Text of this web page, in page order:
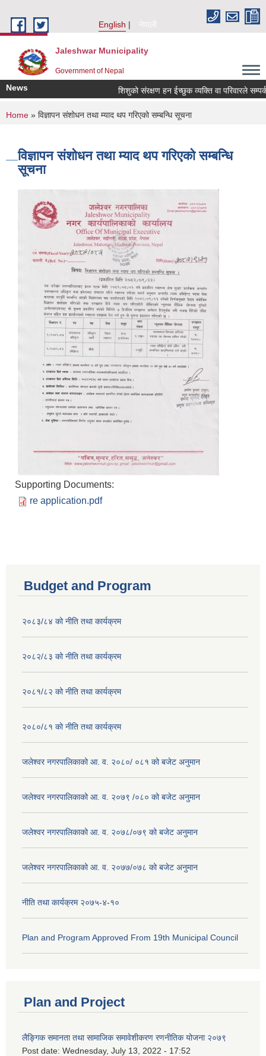
English
नेपाली
Jaleshwar Municipality
Government of Nepal
News शिशुको संरक्षण हन ईच्छुक व्यक्ति वा परिवारले सम्पर्क
You are here
Home » विज्ञापन संशोधन तथा म्याद थप गरिएको सम्बन्धि सूचना
विज्ञापन संशोधन तथा म्याद थप गरिएको सम्बन्धि
सूचना
Supporting Documents:
re application.pdf
Budget and Program
२०८३/८४ को नीति तथा कार्यक्रम
२०८२/८३ को नीति तथा कार्यक्रम
२०८१/८२ को नीति तथा कार्यक्रम
२०८०/८१ को नीति तथा कार्यक्रम
जलेश्वर नगरपालिकाको आ. व. २०८०/ ०८१ को बजेट अनुमान
जलेश्वर नगरपालिकाको आ. व. २०७९ /०८० को बजेट अनुमान
जलेश्वर नगरपालिकाको आ. व. २०७८/०७९ को बजेट अनुमान
जलेश्वर नगरपालिकाको आ. व. २०७७/०७८ को बजेट अनुमान
नीति तथा कार्यक्रम २०७५-४-१०
Plan and Program Approved From 19th Municipal Council
Plan and Project
लैङ्गिक समानता तथा सामाजिक समावेशीकरण रणनीतिक योजना २०७९
Post date: Wednesday, July 13, 2022 - 17:52